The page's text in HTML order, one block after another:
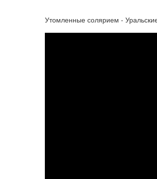
Утомленные солярием -